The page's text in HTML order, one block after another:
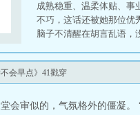
成熟稳重、温柔体贴
不巧，这话还被她那位
脑子不清醒在胡言乱
子着火。 一语成谶（背德
会早点》41戳穿
会审似的，气氛格外的僵凝